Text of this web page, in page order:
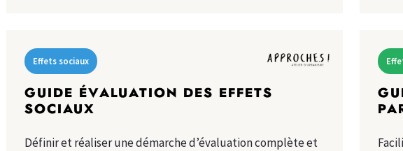
Effets sociaux
GUIDE ÉVALUATION DES EFFETS
SOCIAUX
Définir et réaliser une démarche d’évaluation complète et